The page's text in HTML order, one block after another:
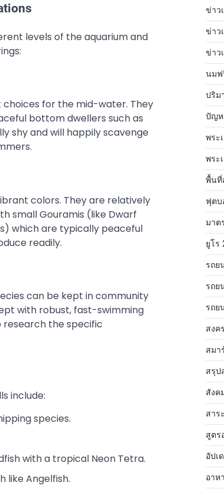
levels of the aquarium and
choices for the mid-water. They
bottom dwellers such as
shy and will happily scavenge
colors. They are relatively
small Gouramis (like Dwarf
which are typically peaceful
readily.
can be kept in community
with robust, fast-swimming
research the specific
include:
species.
with a tropical Neon Tetra.
like Angelfish.
ข่าว
ข่าว
ข่าว
นมฟ
ปริม
ปัญห
พระ
พระ
พื้นที่
ฟุตบ
มาต
ยูโร
รถย
รถย
รถย
สงค
สมา
สรุป
สังค
สาร
สูตร
อัปเ
อาห